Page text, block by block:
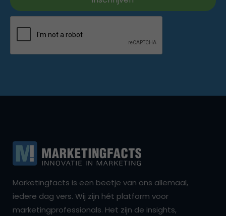
Marketingfacts is een beetje van ons allemaal,
iedere dag vers. Wij zijn hét platform voor
marketingprofessionals. Het zijn de insights,